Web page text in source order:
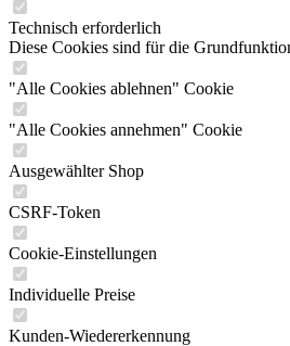
Technisch erforderlich
Diese Cookies sind für die
"Alle Cookies ablehnen" Cookie
"Alle Cookies annehmen" Cookie
Ausgewählter Shop
CSRF-Token
Cookie-Einstellungen
Individuelle Preise
Kunden-Wiedererkennung